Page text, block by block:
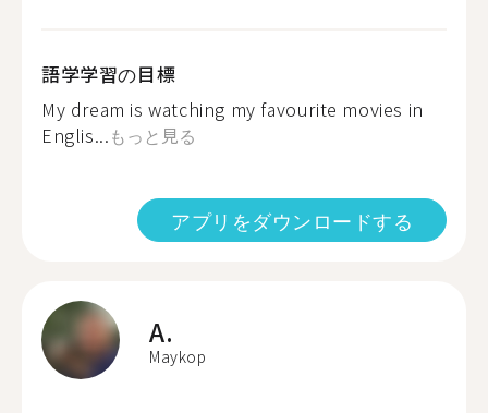
語学学習の目標
My dream is watching my favourite movies in
Englis...もっと見る
アプリをダウンロードする
A.
Maykop